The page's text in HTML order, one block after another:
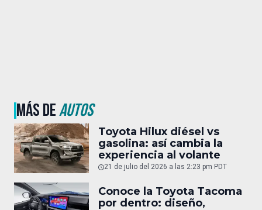
MÁS DEAUTOS
Toyota Hilux diésel vs
gasolina: así cambia la
experiencia al volante
21 de julio del 2026 a las 2:23 pm PDT
Conoce la Toyota Tacoma
por dentro: diseño,